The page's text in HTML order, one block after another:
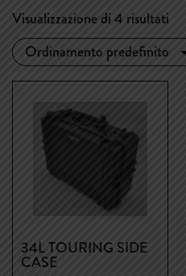
Visualizzazione di 4 risultati
34L TOURING SIDE
CASE